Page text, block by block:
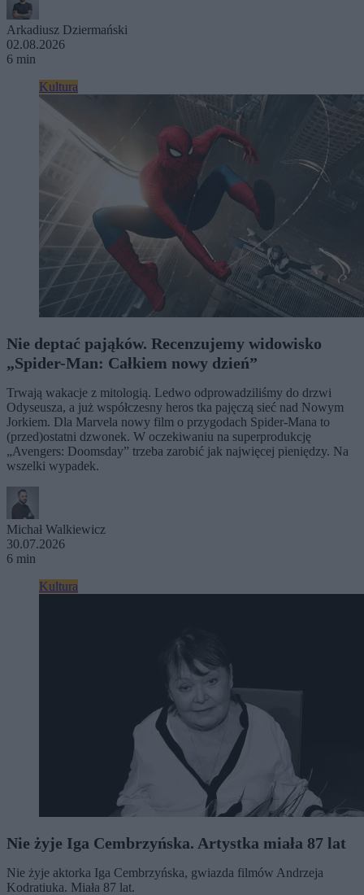
Arkadiusz Dziermański
02.08.2026
6 min
Kultura
Nie deptać pająków. Recenzujemy widowisko
„Spider-Man: Całkiem nowy dzień”
Trwają wakacje z mitologią. Ledwo odprowadziliśmy do drzwi
Odyseusza, a już współczesny heros tka pajęczą sieć nad Nowym
Jorkiem. Dla Marvela nowy film o przygodach Spider-Mana to
(przed)ostatni dzwonek. W oczekiwaniu na superprodukcję
„Avengers: Doomsday” trzeba zarobić jak najwięcej pieniędzy. Na
wszelki wypadek.
Michał Walkiewicz
30.07.2026
6 min
Kultura
Nie żyje Iga Cembrzyńska. Artystka miała 87 lat
Nie żyje aktorka Iga Cembrzyńska, gwiazda filmów Andrzeja
Kodratiuka. Miała 87 lat.